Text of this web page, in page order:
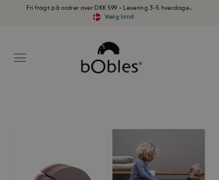
Fri fragt på ordrer over DKK 599 - Levering 3-5 hverdage..
Vælg land